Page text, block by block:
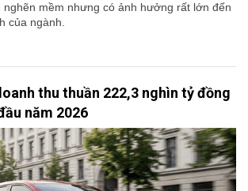
mềm nhưng có ảnh hưởng rất lớn đến
của ngành.
thu thuần 222,3 nghìn tỷ đồng
năm 2026